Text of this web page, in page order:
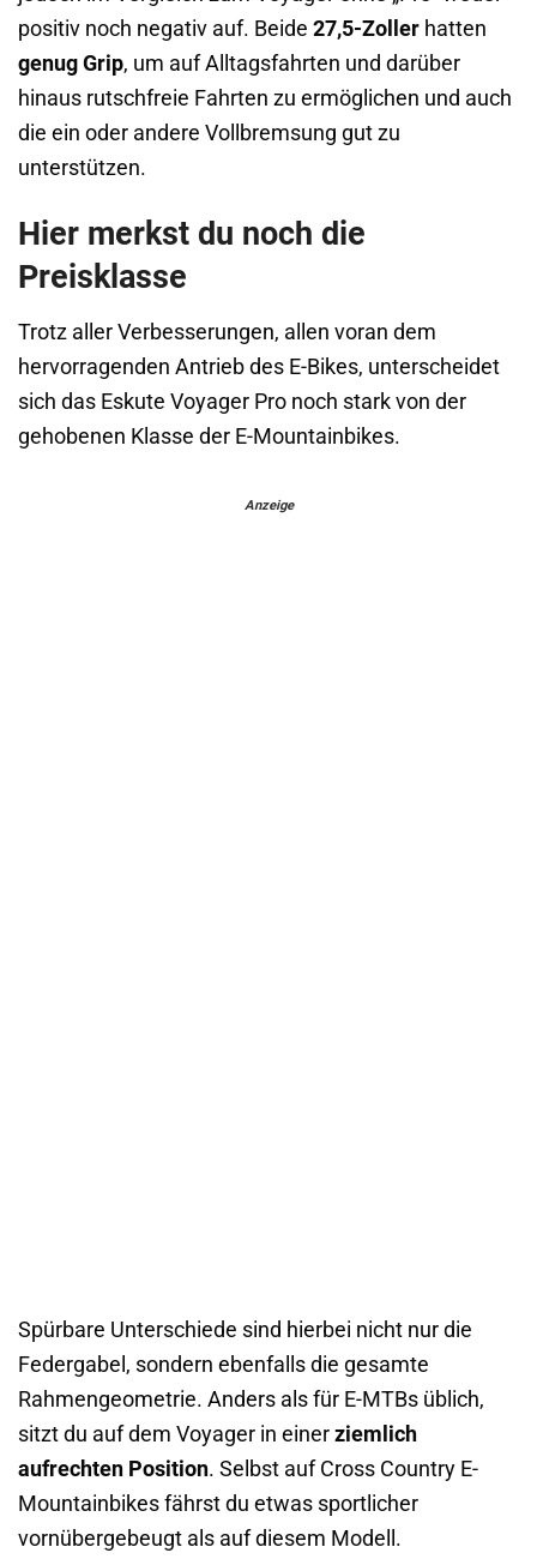
positiv noch negativ auf. Beide 27,5-Zoller hatten
genug Grip, um auf Alltagsfahrten und darüber
hinaus rutschfreie Fahrten zu ermöglichen und auch
die ein oder andere Vollbremsung gut zu
unterstützen.
Hier merkst du noch die
Preisklasse
Trotz aller Verbesserungen, allen voran dem
hervorragenden Antrieb des E-Bikes, unterscheidet
sich das Eskute Voyager Pro noch stark von der
gehobenen Klasse der E-Mountainbikes.
Anzeige
Spürbare Unterschiede sind hierbei nicht nur die
Federgabel, sondern ebenfalls die gesamte
Rahmengeometrie. Anders als für E-MTBs üblich,
sitzt du auf dem Voyager in einer ziemlich
aufrechten Position. Selbst auf Cross Country E-
Mountainbikes fährst du etwas sportlicher
vornübergebeugt als auf diesem Modell.